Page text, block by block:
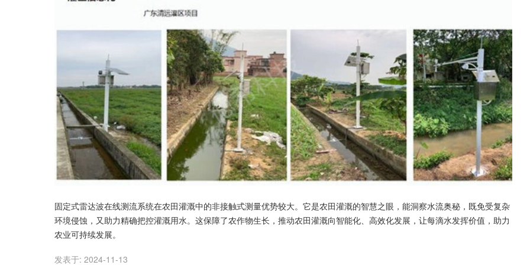
固定式雷达波在线测流系统在农田灌溉中的非接触式测量优势较大。它是农田灌溉的智慧之眼，能洞察水流奥秘，既免受复杂
环境侵蚀，又助力精确把控灌溉用水。这保障了农作物生长，推动农田灌溉向智能化、高效化发展，让每滴水发挥价值，助力
农业可持续发展。
发表于: 2024-11-13